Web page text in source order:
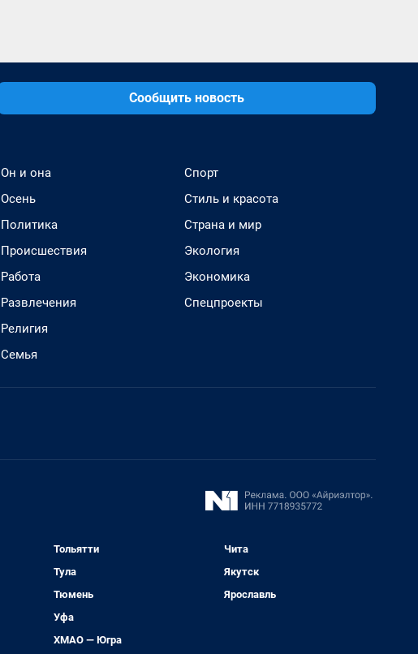
Сообщить новость
Он и она
Осень
Политика
Происшествия
Работа
Развлечения
Религия
Семья
Спорт
Стиль и красота
Страна и мир
Экология
Экономика
Спецпроекты
Тольятти
Тула
Тюмень
Уфа
ХМАО — Югра
Чита
Якутск
Ярославль